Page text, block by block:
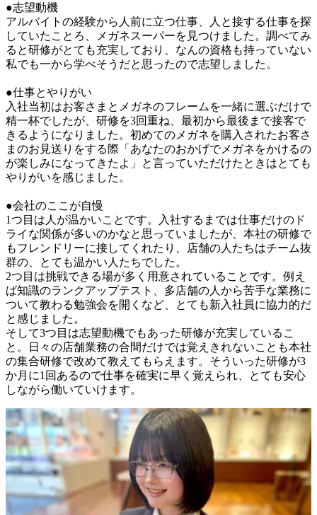
●志望動機
アルバイトの経験から人前に立つ仕事、人と接する仕事を探
していたことろ、メガネスーパーを見つけました。調べてみ
ると研修がとても充実しており、なんの資格も持っていない
私でも一から学べそうだと思ったので志望しました。
●仕事とやりがい
入社当初はお客さまとメガネのフレームを一緒に選ぶだけで
精一杯でしたが、研修を3回重ね、最初から最後まで接客で
きるようになりました。初めてのメガネを購入されたお客さ
まのお見送りをする際「あなたのおかげでメガネをかけるの
が楽しみになってきたよ」と言っていただけたときはとても
やりがいを感じました。
●会社のここが自慢
1つ目は人が温かいことです。入社するまでは仕事だけのド
ライな関係が多いのかなと思っていましたが、本社の研修で
もフレンドリーに接してくれたり、店舗の人たちはチーム抜
群の、とても温かい人たちでした。
2つ目は挑戦できる場が多く用意されていることです。例え
ば知識のランクアップテスト、多店舗の人から苦手な業務に
ついて教わる勉強会を開くなど、とても新入社員に協力的だ
と感じました。
そして3つ目は志望動機でもあった研修が充実しているこ
と。日々の店舗業務の合間だけでは覚えきれないことも本社
の集合研修で改めて教えてもらえます。そういった研修が3
か月に1回あるので仕事を確実に早く覚えられ、とても安心
しながら働いていけます。